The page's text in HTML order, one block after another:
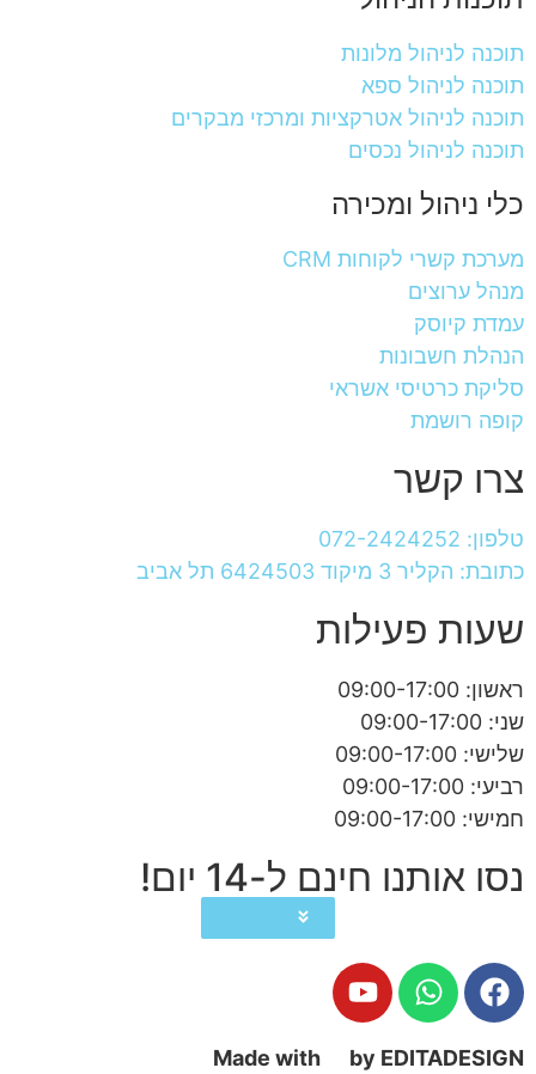
תוכנה לניהול מלונות
תוכנה לניהול ספא
תוכנה לניהול אטרקציות ומרכזי מבקרים
תוכנה לניהול נכסים
כלי ניהול ומכירה
מערכת קשרי לקוחות CRM
מנהל ערוצים
עמדת קיוסק
הנהלת חשבונות
סליקת כרטיסי אשראי
קופה רושמת
צרו קשר
טלפון: 072-2424252
כתובת: הקליר 3 מיקוד 6424503 תל אביב
שעות פעילות
ראשון: 09:00-17:00
שני: 09:00-17:00
שלישי: 09:00-17:00
רביעי: 09:00-17:00
חמישי: 09:00-17:00
נסו אותנו חינם ל-14 יום!
Made with
by EDITADESIGN